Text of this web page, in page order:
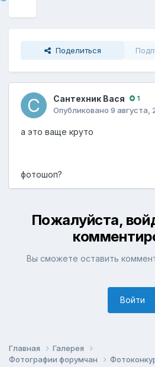
Поделиться
Сантехник Вася 1
Опубликовано 9 августа,
а это ваще круто
фотошоп?
Пожалуйста,
Вы сможете оставить
Войти
Главная
Галерея
Фотографии форумчан